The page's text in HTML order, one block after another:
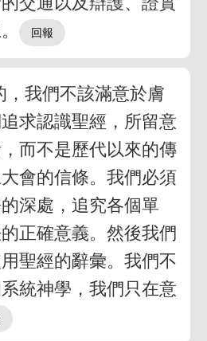
，我們不該滿意於膚
求認識聖經，所留意
而不是歷代以來的傳
會的信條。我們必須
深處，追究各個單
正確意義。然後我們
聖經的辭彙。我們不
統神學，我們只在意